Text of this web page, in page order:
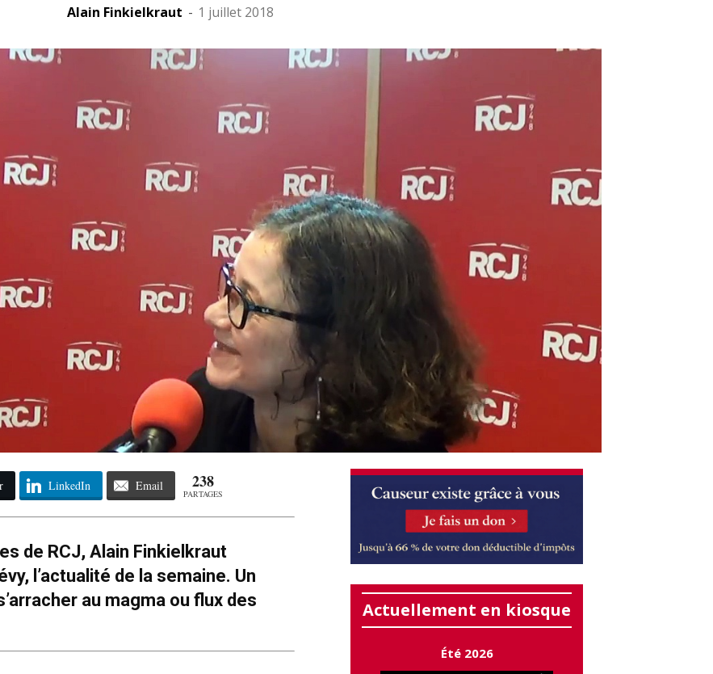
Alain Finkielkraut - 1 juillet 2018
LinkedIn Email 238
PARTAGES
de RCJ, Alain Finkielkraut
l’actualité de la semaine. Un
au magma ou flux des
Actuellement en kiosque
Été 2026